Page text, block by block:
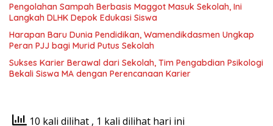
Pengolahan Sampah Berbasis Maggot Masuk Sekolah, Ini
Langkah DLHK Depok Edukasi Siswa
Harapan Baru Dunia Pendidikan, Wamendikdasmen Ungkap
Peran PJJ bagi Murid Putus Sekolah
Sukses Karier Berawal dari Sekolah, Tim Pengabdian Psikologi
Bekali Siswa MA dengan Perencanaan Karier
10 kali dilihat , 1 kali dilihat hari ini